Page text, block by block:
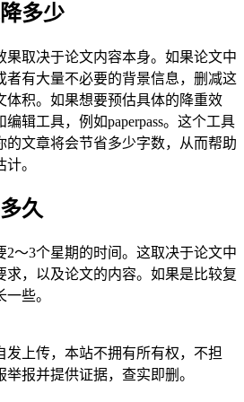
多少
果取决于论文内容本身。如果论文中
者有大量不必要的背景信息，删减这
体积。如果想要预估具体的降重效
辑工具，例如paperpass。这个工具
的文章将会节省多少字数，从而帮助
。
久
2～3个星期的时间。这取决于论文中
求，以及论文的内容。如果是比较复
些。
发上传，本站不拥有所有权，不担
报并提供证据，查实即删。